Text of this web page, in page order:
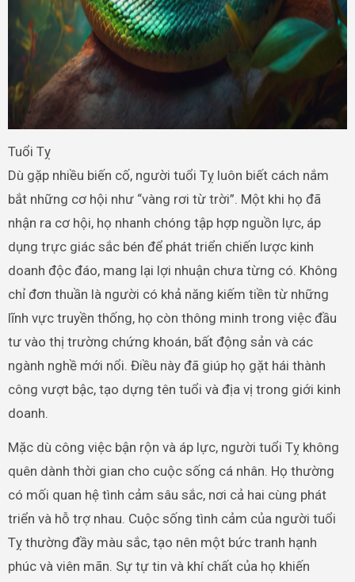
Tuổi Tỵ
Dù gặp nhiều biến cố, người tuổi Tỵ luôn biết cách nắm
bắt những cơ hội như “vàng rơi từ trời”. Một khi họ đã
nhận ra cơ hội, họ nhanh chóng tập hợp nguồn lực, áp
dụng trực giác sắc bén để phát triển chiến lược kinh
doanh độc đáo, mang lại lợi nhuận chưa từng có. Không
chỉ đơn thuần là người có khả năng kiếm tiền từ những
lĩnh vực truyền thống, họ còn thông minh trong việc đầu
tư vào thị trường chứng khoán, bất động sản và các
ngành nghề mới nổi. Điều này đã giúp họ gặt hái thành
công vượt bậc, tạo dựng tên tuổi và địa vị trong giới kinh
doanh.
Mặc dù công việc bận rộn và áp lực, người tuổi Tỵ không
quên dành thời gian cho cuộc sống cá nhân. Họ thường
có mối quan hệ tình cảm sâu sắc, nơi cả hai cùng phát
triển và hỗ trợ nhau. Cuộc sống tình cảm của người tuổi
Tỵ thường đầy màu sắc, tạo nên một bức tranh hạnh
phúc và viên mãn. Sự tự tin và khí chất của họ khiến